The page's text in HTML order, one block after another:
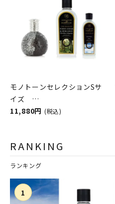
モノトーンセレクションSサ
イズ
ASHLEIGH&BURWOOD（ア
11,880円 (税込)
RANKING
ランキング